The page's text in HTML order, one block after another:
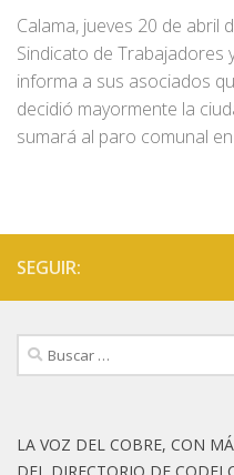
Calama, jueves 20 de abril
Sindicato de Trabajadores
informa a sus asociados
decidió mayormente la
sumará al paro comunal
SEGUIR:
Buscar:
LA VOZ DEL COBRE, CON